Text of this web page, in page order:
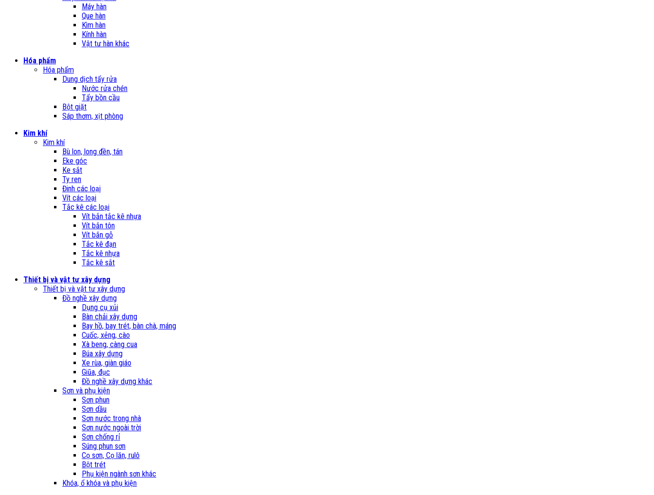
Máy hàn
Que hàn
Kìm hàn
Kính hàn
Vật tư hàn khác
Hóa phẩm
Hóa phẩm
Dung dịch tẩy rửa
Nước rửa chén
Tẩy bồn cầu
Bột giặt
Sáp thơm, xịt phòng
Kim khí
Kim khí
Bù lon, long đền, tán
Eke góc
Ke sắt
Ty ren
Đinh các loại
Vít các loại
Tắc kê các loại
Vít bắn tắc kê nhựa
Vít bắn tôn
Vít bắn gỗ
Tắc kê đạn
Tắc kê nhựa
Tắc kê sắt
Thiết bị và vật tư xây dựng
Thiết bị và vật tư xây dựng
Đồ nghề xây dựng
Dụng cụ xủi
Bàn chải xây dựng
Bay hồ, bay trét, bàn chà, máng
Cuốc, xẻng, cào
Xà beng, càng cua
Búa xây dựng
Xe rùa, giàn giáo
Giũa, đục
Đồ nghề xây dựng khác
Sơn và phụ kiện
Sơn phun
Sơn dầu
Sơn nước trong nhà
Sơn nước ngoài trời
Sơn chống rỉ
Súng phun sơn
Cọ sơn, Cọ lăn, rulô
Bột trét
Phụ kiện ngành sơn khác
Khóa, ổ khóa và phụ kiện